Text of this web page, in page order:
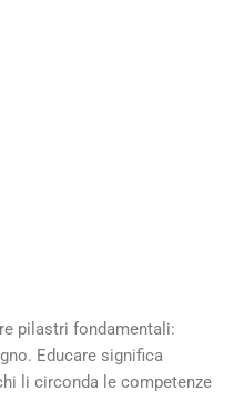
pilastri fondamentali:
Educare significa
li circonda le competenze